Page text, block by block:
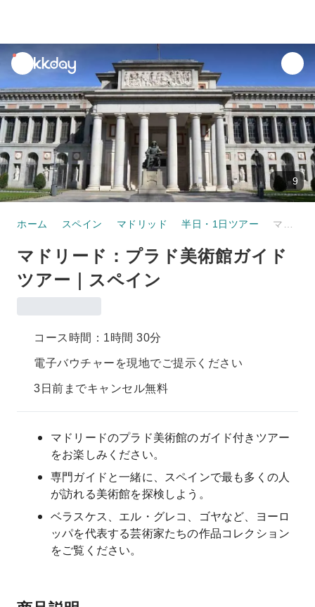
unread
notifications
9
ホーム スペイン マドリッド 半日・1日ツアー
マドリード：プラド美術館ガイド
ツアー｜スペイン
コース時間：1時間 30分
電子バウチャーを現地でご提示ください
3日前までキャンセル無料
マドリードのプラド美術館のガイド付きツアー
をお楽しみください。
専門ガイドと一緒に、スペインで最も多くの人
が訪れる美術館を探検しよう。
ベラスケス、エル・グレコ、ゴヤなど、ヨーロ
ッパを代表する芸術家たちの作品コレクション
をご覧ください。